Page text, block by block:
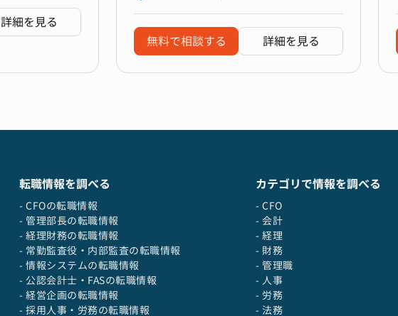
詳細を見る
無料で相談する 詳細を見る
転職情報を調べる
- CFOの転職情報
- 管理部長の転職情報
- 経理財務の転職情報
- 常勤監査役・内部監査の転職情報
- 情報システムの転職情報
- 公認会計士・FASの転職情報
- 経営企画の転職情報
- 採用人事・労務の転職情報
カテゴリで情報を調べる
- CFO
- 会計
- 経理
- 財務
- 管理職
- 人事
- 労務
- 法務